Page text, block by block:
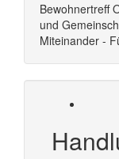
Bewohnertreff
und
Miteinander -